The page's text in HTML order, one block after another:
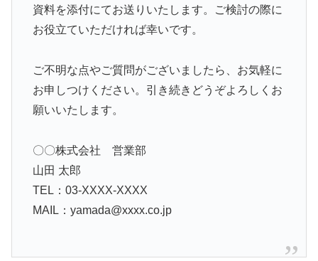
資料を添付にてお送りいたします。ご検討の際に
お役立ていただければ幸いです。
ご不明な点やご質問がございましたら、お気軽に
お申しつけください。引き続きどうぞよろしくお
願いいたします。
〇〇株式会社 営業部
山田 太郎
TEL：03-XXXX-XXXX
MAIL：yamada@xxxx.co.jp